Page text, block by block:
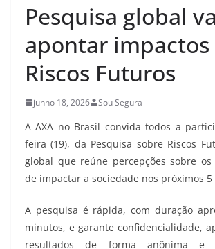
Pesquisa global
apontar impactos
Riscos Futuros
junho 18, 2026 Sou Segura
A AXA no Brasil convida todos a
feira (19), da Pesquisa sobre Riscos
global que reúne percepções sobre os
de impactar a sociedade nos próximos 5
A pesquisa é rápida, com duração
minutos, e garante confidencialidade,
resultados de forma anônima e